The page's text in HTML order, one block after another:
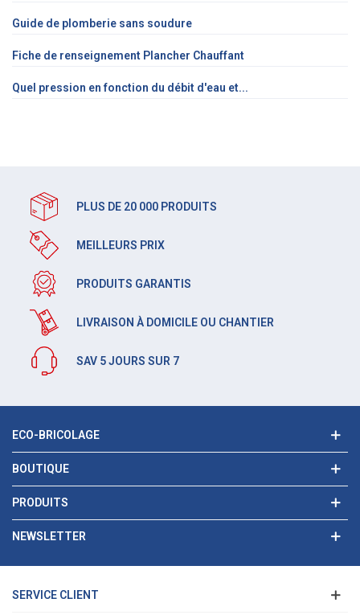
Guide de plomberie sans soudure
Fiche de renseignement Plancher Chauffant
Quel pression en fonction du débit d'eau et...
PLUS DE 20 000 PRODUITS
MEILLEURS PRIX
PRODUITS GARANTIS
LIVRAISON À DOMICILE OU CHANTIER
SAV 5 JOURS SUR 7
ECO-BRICOLAGE
BOUTIQUE
PRODUITS
NEWSLETTER
SERVICE CLIENT